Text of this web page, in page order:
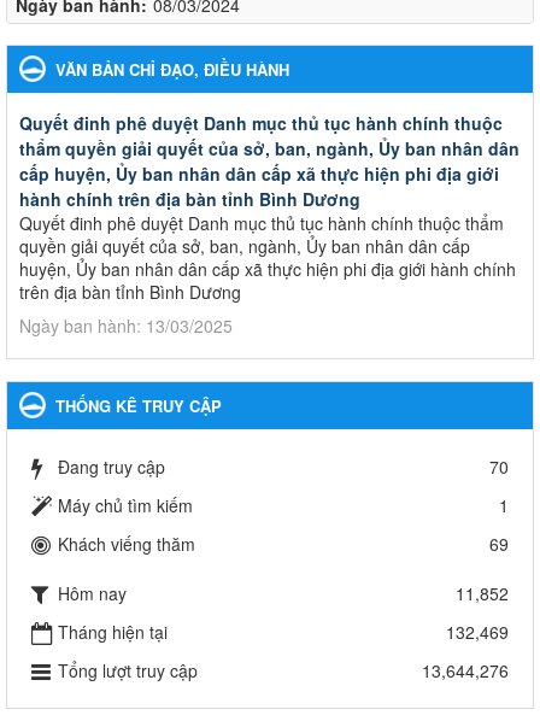
VĂN BẢN CHỈ ĐẠO, ĐIỀU HÀNH
Quyết đinh phê duyệt Danh mục thủ tục hành chính thuộc
thẩm quyền giải quyết của sở, ban, ngành, Ủy ban nhân dân
cấp huyện, Ủy ban nhân dân cấp xã thực hiện phi địa giới
hành chính trên địa bàn tỉnh Bình Dương
Quyết đinh phê duyệt Danh mục thủ tục hành chính thuộc thẩm
quyền giải quyết của sở, ban, ngành, Ủy ban nhân dân cấp
huyện, Ủy ban nhân dân cấp xã thực hiện phi địa giới hành chính
trên địa bàn tỉnh Bình Dương
Ngày ban hành: 13/03/2025
Giáo dục và Đào tạo thành phố Bến Cát
Kế hoạch Phổ biến, giáo dục pháp luật năm 2025 của ngành
Ngày ban hành: 28/02/2025
vực giáo dục đào tạo thuộc hệ giáo dục quốc dân và cơ sở
và Đào tạo, Ủy ban nhân dân cấp huyện
Quyết định công bố thủ tục hành chính bị bãi bỏ trong lĩnh vực
giáo dục đào tạo thuộc hệ giáo dục quốc dân và cơ sở giáo dục
khác thuộc thẩm quyền giải quyết của Sở Giáo dục và Đào tạo,
THỐNG KÊ TRUY CẬP
Đang truy cập
70
Máy chủ tìm kiếm
1
Khách viếng thăm
69
Hôm nay
11,852
Tháng hiện tại
132,469
Tổng lượt truy cập
13,644,276